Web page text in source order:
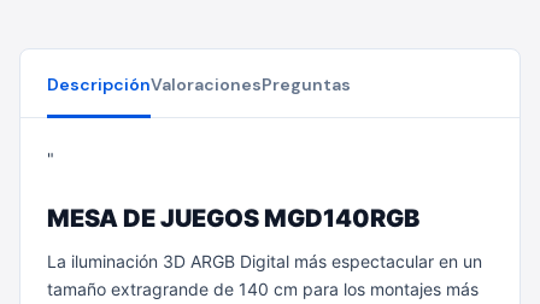
DescripciónValoracionesPreguntas
"
MESA DE JUEGOS MGD140RGB
La iluminación 3D ARGB Digital más espectacular en un
tamaño extragrande de 140 cm para los montajes más